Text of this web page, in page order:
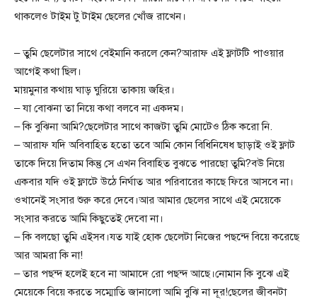
থাকলেও টাইম টু টাইম ছেলের খোঁজ রাখেন।
– তুমি ছেলেটার সাথে বেইমানি করলে কেন?আরাফ এই ফ্লাটটি পাওয়ার
আগেই কথা ছিল।
মায়মুনার কথায় ঘাড় ঘুরিয়ে তাকায় জহির।
– যা বোঝনা তা নিয়ে কথা বলবে না একদম।
– কি বুঝিনা আমি?ছেলেটার সাথে কাজটা তুমি মোটেও ঠিক করো নি.
– আরাফ যদি অবিবাহিত হতো তবে আমি কোন বিধিনিষেধ ছাড়াই ওই ফ্লাট
তাকে দিয়ে দিতাম কিন্তু সে এখন বিবাহিত বুঝতে পারছো তুমি?বউ নিয়ে
একবার যদি ওই ফ্লাটে উঠে নির্ঘাত আর পরিবারের কাছে ফিরে আসবে না।
ওখানেই সংসার শুরু করে দেবে।আর আমার ছেলের সাথে এই মেয়েকে
সংসার করতে আমি কিছুতেই দেবো না।
– কি বলছো তুমি এইসব।যত যাই হোক ছেলেটা নিজের পছন্দে বিয়ে করেছে
আর আমরা কি না!
– তার পছন্দ হলেই হবে না আমাদে রো পছন্দ আছে।নোমান কি বুঝে এই
মেয়েকে বিয়ে করতে সম্মোতি জানালো আমি বুঝি না দূর!ছেলের জীবনটা